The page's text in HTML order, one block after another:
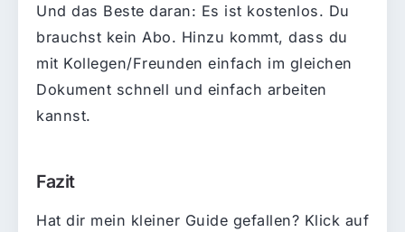
Und das Beste daran: Es ist kostenlos. Du
brauchst kein Abo. Hinzu kommt, dass du
mit Kollegen/Freunden einfach im gleichen
Dokument schnell und einfach arbeiten
kannst.
Fazit
Hat dir mein kleiner Guide gefallen? Klick auf